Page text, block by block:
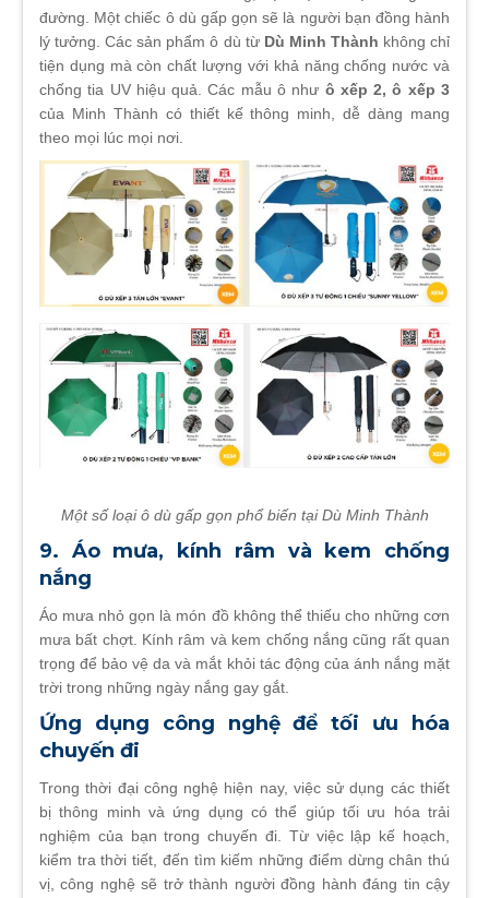
đường. Một chiếc ô dù gấp gọn sẽ là người bạn đồng hành
lý tưởng. Các sản phẩm ô dù từ Dù Minh Thành không chỉ
tiện dụng mà còn chất lượng với khả năng chống nước và
chống tia UV hiệu quả. Các mẫu ô như ô xếp 2, ô xếp 3
của Minh Thành có thiết kế thông minh, dễ dàng mang
theo mọi lúc mọi nơi.
Một số loại ô dù gấp gọn phổ biến tại Dù Minh Thành
9. Áo mưa, kính râm và kem chống
nắng
Áo mưa nhỏ gọn là món đồ không thể thiếu cho những cơn
mưa bất chợt. Kính râm và kem chống nắng cũng rất quan
trọng để bảo vệ da và mắt khỏi tác động của ánh nắng mặt
trời trong những ngày nắng gay gắt.
Ứng dụng công nghệ để tối ưu hóa
chuyến đi
Trong thời đại công nghệ hiện nay, việc sử dụng các thiết
bị thông minh và ứng dụng có thể giúp tối ưu hóa trải
nghiệm của bạn trong chuyến đi. Từ việc lập kế hoạch,
kiểm tra thời tiết, đến tìm kiếm những điểm dừng chân thú
vị, công nghệ sẽ trở thành người đồng hành đáng tin cậy